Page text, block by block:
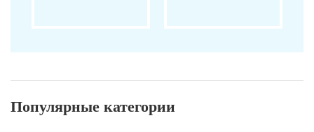
Популярные категории